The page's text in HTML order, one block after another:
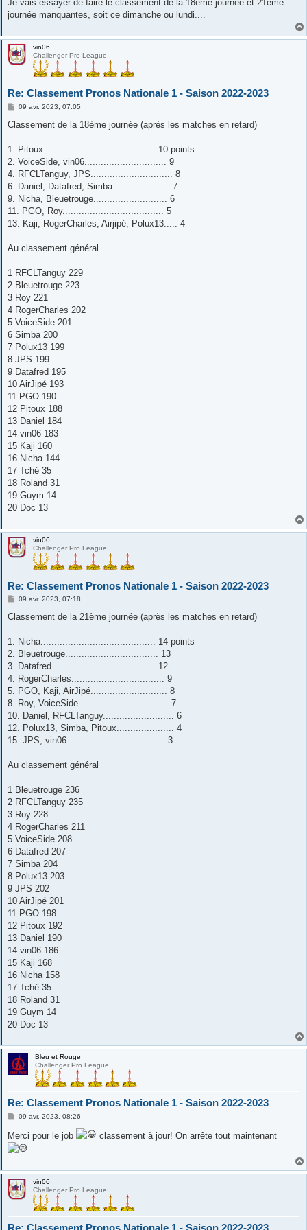
Je vais essayer de faire le classement de la 18eme journée et 21eme
journée manquantes, soit ce dimanche ou lundi....
vin06
Challenger Pro League
Re: Classement Pronos Nationale 1 - Saison 2022-2023
M
s
g
09 avr. 2023, 07:05
Classement de la 18ème journée (après les matches en retard)
1. Pitoux......................................... 10 points
2. VoiceSide, vin06.............................. 9
4. RFCLTanguy, JPS.............................. 8
6. Daniel, Datafred, Simba..................... 7
9. Nicha, Bleuetrouge........................... 6
11. PGO, Roy..................................... 5
13. Kaji, RogerCharles, Airjipé, Polux13..... 4
Au classement général
1 RFCLTanguy 229
2 Bleuetrouge 223
3 Roy 221
4 RogerCharles 202
5 VoiceSide 201
6 Simba 200
7 Polux13 199
8 JPS 199
9 Datafred 195
10 AirJipé 193
11 PGO 190
12 Pitoux 188
13 Daniel 184
14 vin06 183
15 Kaji 160
16 Nicha 144
17 Tché 35
18 Roland 31
19 Guym 14
20 Doc 13
vin06
Challenger Pro League
Re: Classement Pronos Nationale 1 - Saison 2022-2023
M
s
g
09 avr. 2023, 07:18
Classement de la 21ème journée (après les matches en retard)
1. Nicha.......................................... 14 points
2. Bleuetrouge.................................. 13
3. Datafred...................................... 12
4. RogerCharles.................................. 9
5. PGO, Kaji, AirJipé............................ 8
8. Roy, VoiceSide................................. 7
10. Daniel, RFCLTanguy.......................... 6
12. Polux13, Simba, Pitoux..................... 4
15. JPS, vin06.................................... 3
Au classement général
1 Bleuetrouge 236
2 RFCLTanguy 235
3 Roy 228
4 RogerCharles 211
5 VoiceSide 208
6 Datafred 207
7 Simba 204
8 Polux13 203
9 JPS 202
10 AirJipé 201
11 PGO 198
12 Pitoux 192
13 Daniel 190
14 vin06 186
15 Kaji 168
16 Nicha 158
17 Tché 35
18 Roland 31
19 Guym 14
20 Doc 13
Bleu et Rouge
Challenger Pro League
Re: Classement Pronos Nationale 1 - Saison 2022-2023
M
s
a
09 avr. 2023, 08:26
Merci pour le job classement à jour! On arrête tout maintenant
vin06
Challenger Pro League
Re: Classement Pronos Nationale 1 - Saison 2022-2023